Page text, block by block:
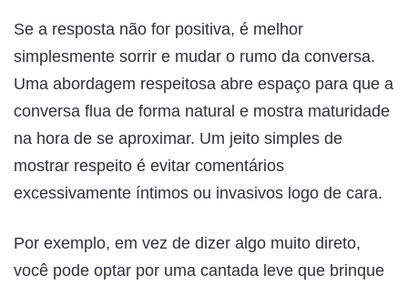
Se a resposta não for positiva, é melhor
simplesmente sorrir e mudar o rumo da conversa.
Uma abordagem respeitosa abre espaço para que a
conversa flua de forma natural e mostra maturidade
na hora de se aproximar. Um jeito simples de
mostrar respeito é evitar comentários
excessivamente íntimos ou invasivos logo de cara.
Por exemplo, em vez de dizer algo muito direto,
você pode optar por uma cantada leve que brinque